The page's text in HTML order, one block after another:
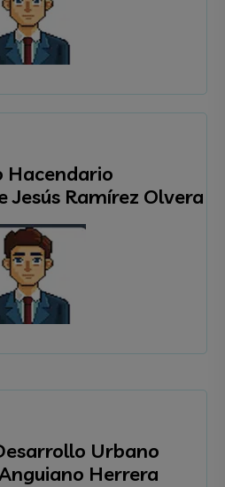
Hacendario
Jesús Ramírez Olvera
Urbano
Herrera